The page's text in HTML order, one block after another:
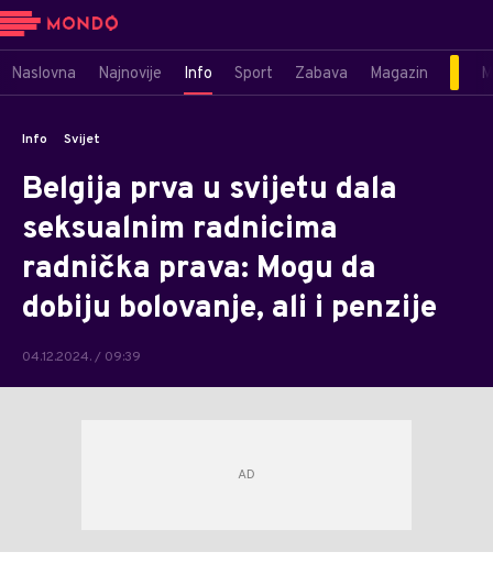
Naslovna Najnovije Info Sport Zabava Magazin
Info Svijet
Belgija prva u svijetu dala
seksualnim radnicima
radnička prava: Mogu da
dobiju bolovanje, ali i penzije
04.12.2024. / 09:39